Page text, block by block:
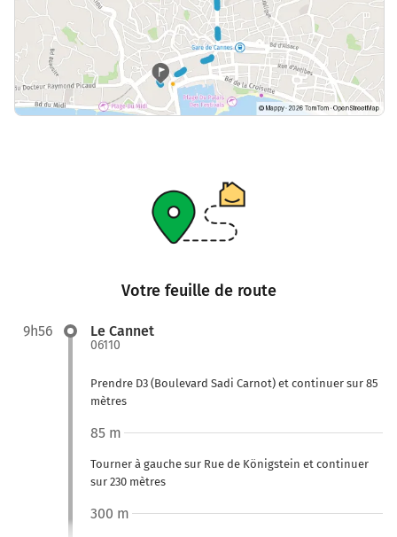
Votre feuille de route
9h56 Le Cannet
06110
Prendre D3 (Boulevard Sadi Carnot) et continuer sur 85
mètres
Tourner à gauche sur Rue de Königstein et continuer
sur 230 mètres
85 m
300 m